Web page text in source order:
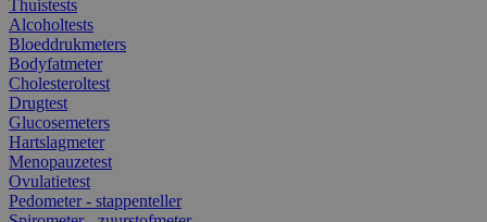
Thuistests
Alcoholtests
Bloeddrukmeters
Bodyfatmeter
Cholesteroltest
Drugtest
Glucosemeters
Hartslagmeter
Menopauzetest
Ovulatietest
Pedometer - stappenteller